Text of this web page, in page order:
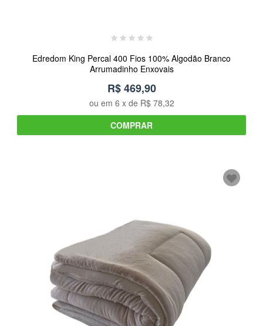
Edredom King Percal 400 Fios 100% Algodão Branco
Arrumadinho Enxovais
R$ 469,90
ou em 6 x de R$ 78,32
COMPRAR